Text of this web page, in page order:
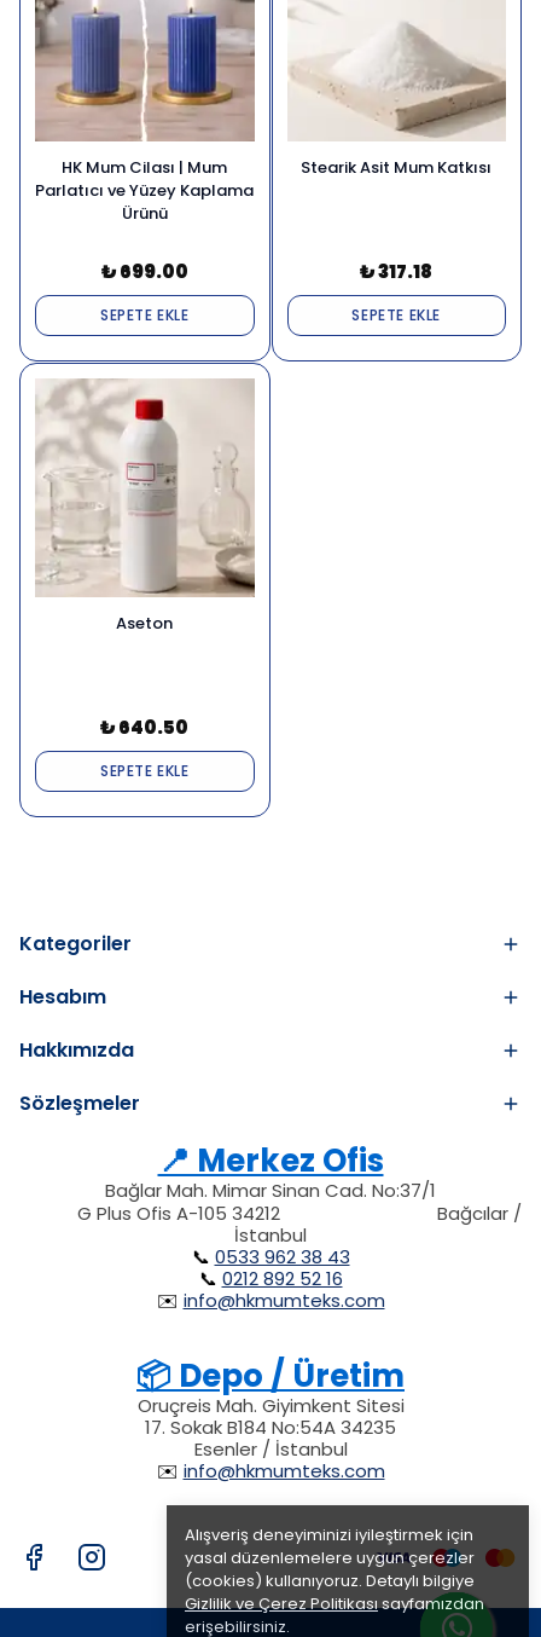
Alışveriş deneyiminizi iyileştirmek için
yasal düzenlemelere uygun çerezler
(cookies) kullanıyoruz. Detaylı bilgiye
Gizlilik ve Çerez Politikasısayfamızdan
erişebilirsiniz.
HK Mum Cilası | Mum
Parlatıcı ve Yüzey Kaplama
Ürünü
₺ 699.00
SEPETE EKLE
Stearik Asit Mum Katkısı
₺ 317.18
SEPETE EKLE
Aseton
₺ 640.50
SEPETE EKLE
Kategoriler
Hesabım
Hakkımızda
Sözleşmeler
📍 Merkez Ofis
Bağlar Mah. Mimar Sinan Cad. No:37/1
G Plus Ofis A-105 34212
Bağcılar /
İstanbul
📞 0533 962 38 43
📞 0212 892 52 16
✉️ info@hkmumteks.com
📦 Depo / Üretim
Oruçreis Mah. Giyimkent Sitesi
17. Sokak B184 No:54A 34235
Esenler / İstanbul
✉️ info@hkmumteks.com